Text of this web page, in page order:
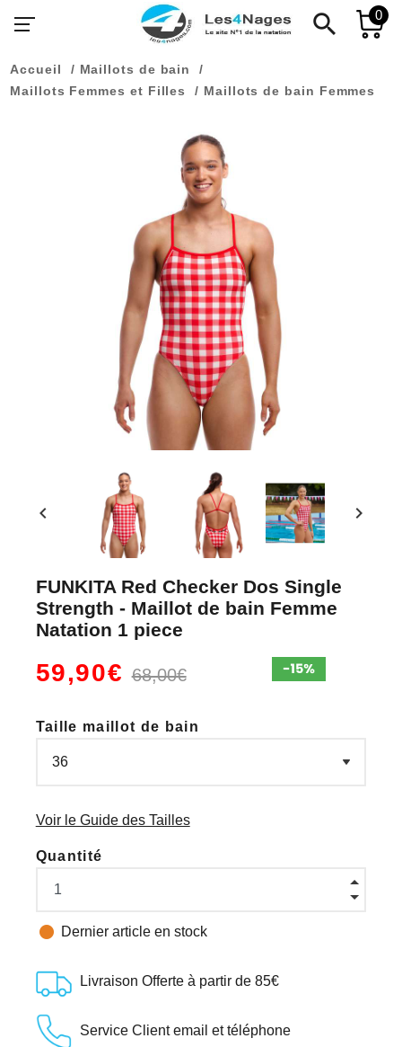
search 0
Accueil
Maillots de bain
Maillots Femmes et Filles
Maillots de bain Femmes
chevron_left chevron_right
FUNKITA Red Checker Dos Single
Strength - Maillot de bain Femme
Natation 1 piece
59,90€68,00€
Taille maillot de bain
Voir le Guide des Tailles
Quantité
 Dernier article en stock
Livraison Offerte à partir de 85€
Service Client email et téléphone